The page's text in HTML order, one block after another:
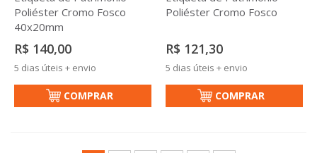
Poliéster Cromo Fosco
40x20mm
R$ 140,00
5 dias úteis + envio
COMPRAR
Poliéster Cromo Fosco
R$ 121,30
5 dias úteis + envio
COMPRAR